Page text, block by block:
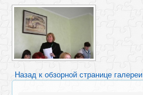
Назад к обзорной странице галереи